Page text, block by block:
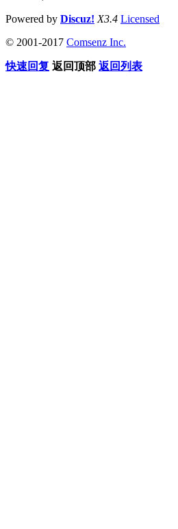
Powered by Discuz! X3.4 Licensed
© 2001-2017 Comsenz Inc.
快速回复 返回顶部 返回列表